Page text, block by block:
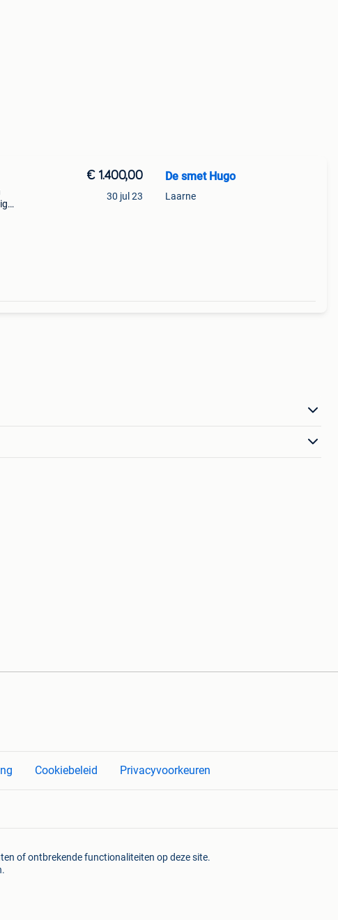
€ 1.400,00
30 jul 23
De smet Hugo
Laarne
Cookiebeleid Privacyvoorkeuren
of ontbrekende functionaliteiten op deze site.